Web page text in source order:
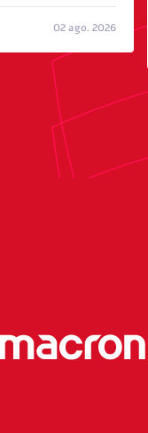
02 ago. 2026